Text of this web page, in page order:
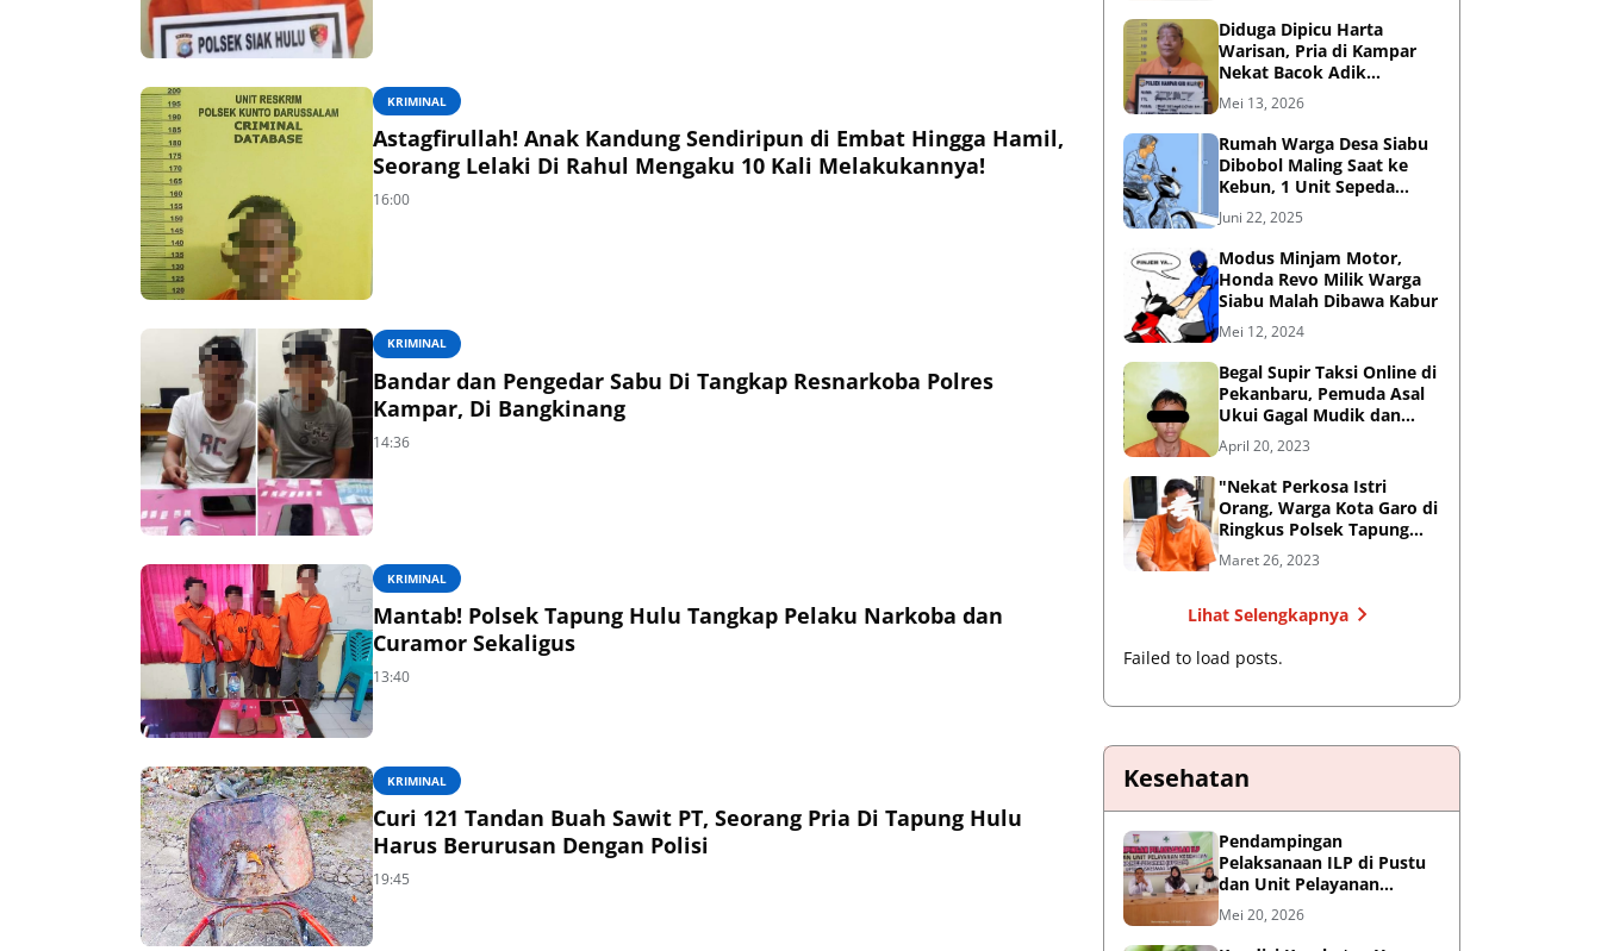
KRIMINAL
Astagfirullah! Anak Kandung Sendiripun di Embat Hingga Hamil,
Seorang Lelaki Di Rahul Mengaku 10 Kali Melakukannya!
16:00
KRIMINAL
Bandar dan Pengedar Sabu Di Tangkap Resnarkoba Polres
Kampar, Di Bangkinang
14:36
KRIMINAL
Mantab! Polsek Tapung Hulu Tangkap Pelaku Narkoba dan
Curamor Sekaligus
13:40
KRIMINAL
Curi 121 Tandan Buah Sawit PT, Seorang Pria Di Tapung Hulu
Harus Berurusan Dengan Polisi
19:45
Diduga Dipicu Harta
Warisan, Pria di Kampar
Nekat Bacok Adik
Kandung Hingga Luka
Berat
Mei 13, 2026
Rumah Warga Desa Siabu
Dibobol Maling Saat ke
Kebun, 1 Unit Sepeda
Motor Raib
Juni 22, 2025
Modus Minjam Motor,
Honda Revo Milik Warga
Siabu Malah Dibawa Kabur
Mei 12, 2024
Begal Supir Taksi Online di
Pekanbaru, Pemuda Asal
Ukui Gagal Mudik dan
Harus Meringkuk dijeruji
Besi
April 20, 2023
"Nekat Perkosa Istri
Orang, Warga Kota Garo di
Ringkus Polsek Tapung
Hilir"
Maret 26, 2023
Lihat Selengkapnya
Failed to load posts.
Kesehatan
Pendampingan
Pelaksanaan ILP di Pustu
dan Unit Pelayanan
Kesehatan Desa Siabu
Mei 20, 2026